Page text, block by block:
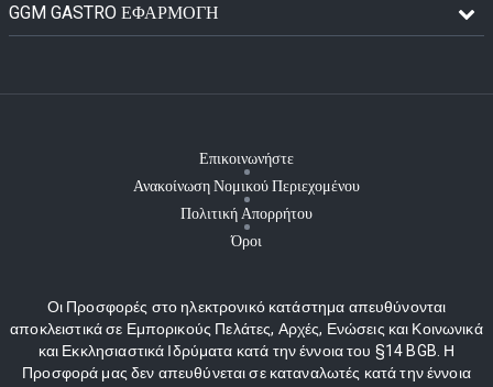
GGM GASTRO ΕΦΑΡΜΟΓΉ
Επικοινωνήστε
Ανακοίνωση Νομικού Περιεχομένου
Πολιτική Απορρήτου
Όροι
Οι Προσφορές στο ηλεκτρονικό κατάστημα απευθύνονται
αποκλειστικά σε Εμπορικούς Πελάτες, Αρχές, Ενώσεις και Κοινωνικά
και Εκκλησιαστικά Ιδρύματα κατά την έννοια του §14 BGB. Η
Προσφορά μας δεν απευθύνεται σε καταναλωτές κατά την έννοια